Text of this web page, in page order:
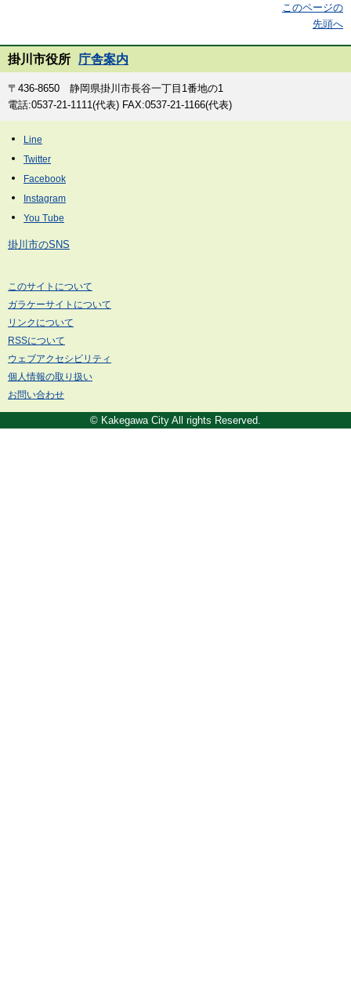
このページの
先頭へ
掛川市役所 庁舎案内
〒436-8650 静岡県掛川市長谷一丁目1番地の1
電話:0537-21-1111(代表) FAX:0537-21-1166(代表)
掛川市のSNS
このサイトについて
ガラケーサイトについて
リンクについて
RSSについて
ウェブアクセシビリティ
個人情報の取り扱い
お問い合わせ
© Kakegawa City All rights Reserved.